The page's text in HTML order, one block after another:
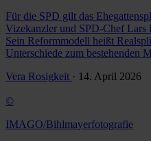
Für die SPD gilt das
Vizekanzler und SPD-Chef
Sein Reformmodell heißt
Unterschiede zum bestehenden
Vera Rosigkeit · 14. April 2026
©
IMAGO/Bihlmayerfotografie